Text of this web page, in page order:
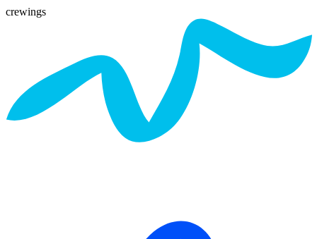
crewings